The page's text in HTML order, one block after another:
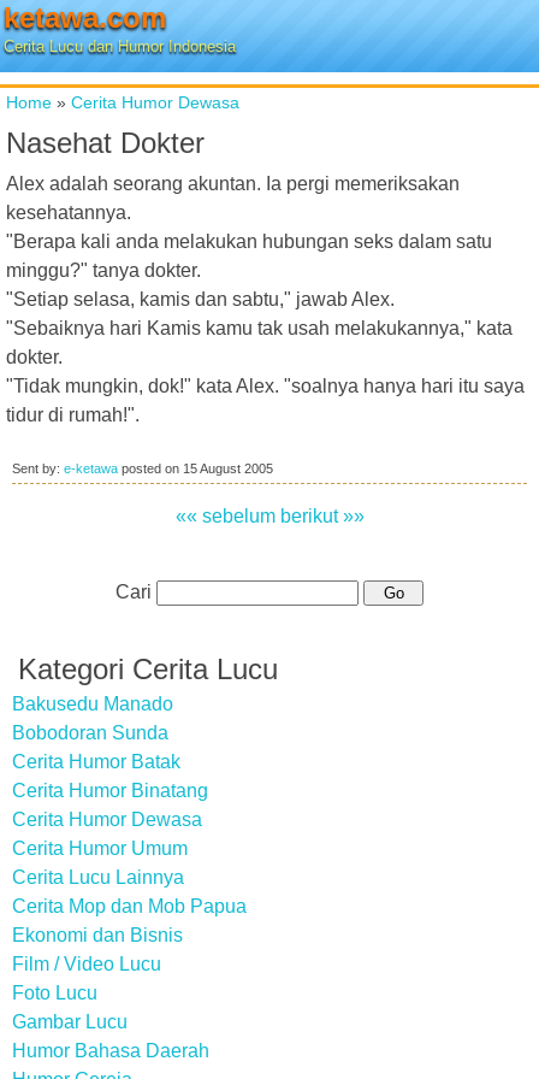
ketawa.com
Cerita Lucu dan Humor Indonesia
Home » Cerita Humor Dewasa
Nasehat Dokter
Alex adalah seorang akuntan. Ia pergi memeriksakan
kesehatannya.
"Berapa kali anda melakukan hubungan seks dalam satu
minggu?" tanya dokter.
"Setiap selasa, kamis dan sabtu," jawab Alex.
"Sebaiknya hari Kamis kamu tak usah melakukannya," kata
dokter.
"Tidak mungkin, dok!" kata Alex. "soalnya hanya hari itu saya
tidur di rumah!".
Sent by: e-ketawa posted on 15 August 2005
«« sebelum berikut »»
Cari
Kategori Cerita Lucu
Bakusedu Manado
Bobodoran Sunda
Cerita Humor Batak
Cerita Humor Binatang
Cerita Humor Dewasa
Cerita Humor Umum
Cerita Lucu Lainnya
Cerita Mop dan Mob Papua
Ekonomi dan Bisnis
Film / Video Lucu
Foto Lucu
Gambar Lucu
Humor Bahasa Daerah